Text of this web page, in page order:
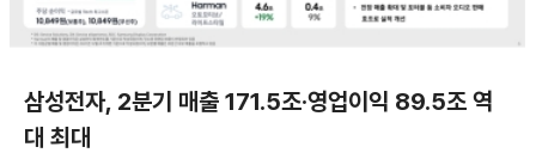
삼성전자, 2분기 매출 171.5조·영업이익 89.5조 역
대 최대